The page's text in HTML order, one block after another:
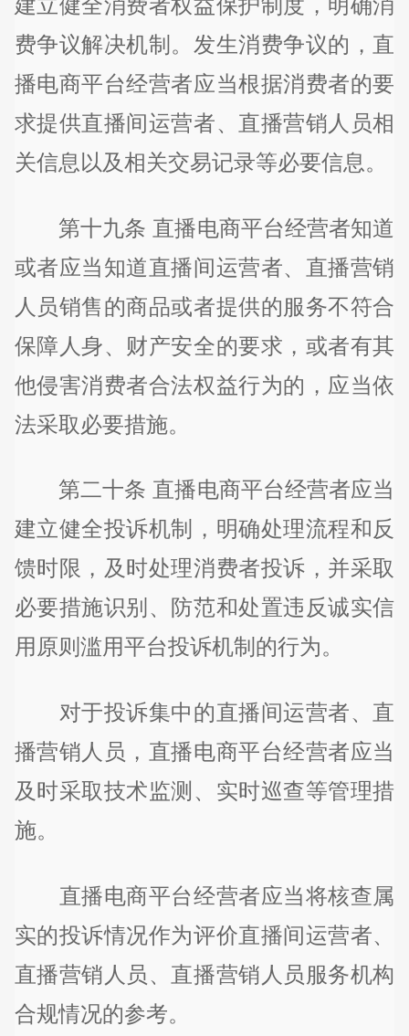
建立健全消费者权益保护制度，明确消
费争议解决机制。发生消费争议的，直
播电商平台经营者应当根据消费者的要
求提供直播间运营者、直播营销人员相
关信息以及相关交易记录等必要信息。
第十九条 直播电商平台经营者知道
或者应当知道直播间运营者、直播营销
人员销售的商品或者提供的服务不符合
保障人身、财产安全的要求，或者有其
他侵害消费者合法权益行为的，应当依
法采取必要措施。
第二十条 直播电商平台经营者应当
建立健全投诉机制，明确处理流程和反
馈时限，及时处理消费者投诉，并采取
必要措施识别、防范和处置违反诚实信
用原则滥用平台投诉机制的行为。
对于投诉集中的直播间运营者、直
播营销人员，直播电商平台经营者应当
及时采取技术监测、实时巡查等管理措
施。
直播电商平台经营者应当将核查属
实的投诉情况作为评价直播间运营者、
直播营销人员、直播营销人员服务机构
合规情况的参考。